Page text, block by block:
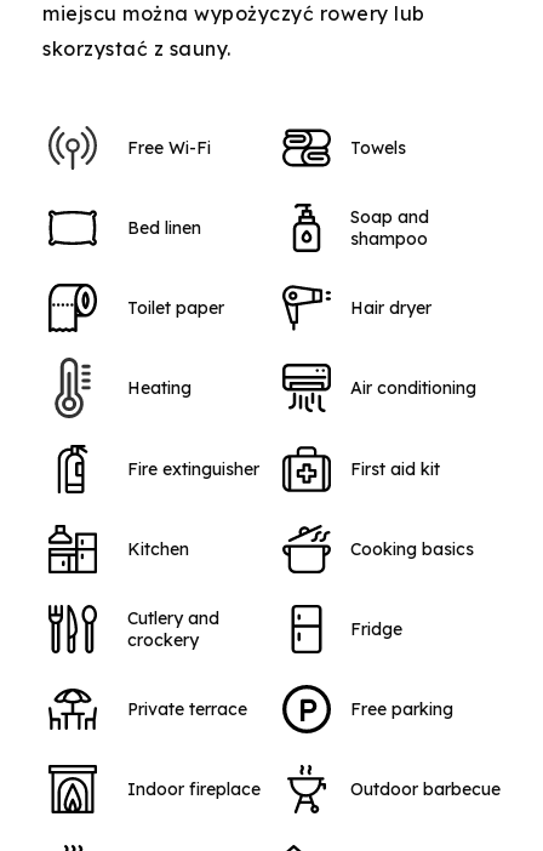
miejscu można wypożyczyć rowery lub
skorzystać z sauny.
Free Wi-Fi Towels
Bed linen
Soap and
shampoo
Toilet paper Hair dryer
Heating Air conditioning
Fire extinguisher First aid kit
Kitchen Cooking basics
Cutlery and
crockery
Fridge
Private terrace Free parking
Indoor fireplace Outdoor barbecue